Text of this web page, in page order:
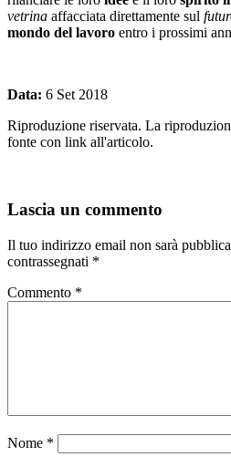
vetrina affacciata direttamente sul
mondo del lavoro entro i prossimi
Data: 6 Set 2018
Riproduzione riservata. La
fonte con link all'articolo.
Lascia un commento
Il tuo indirizzo email non sarà
contrassegnati *
Commento *
Nome *